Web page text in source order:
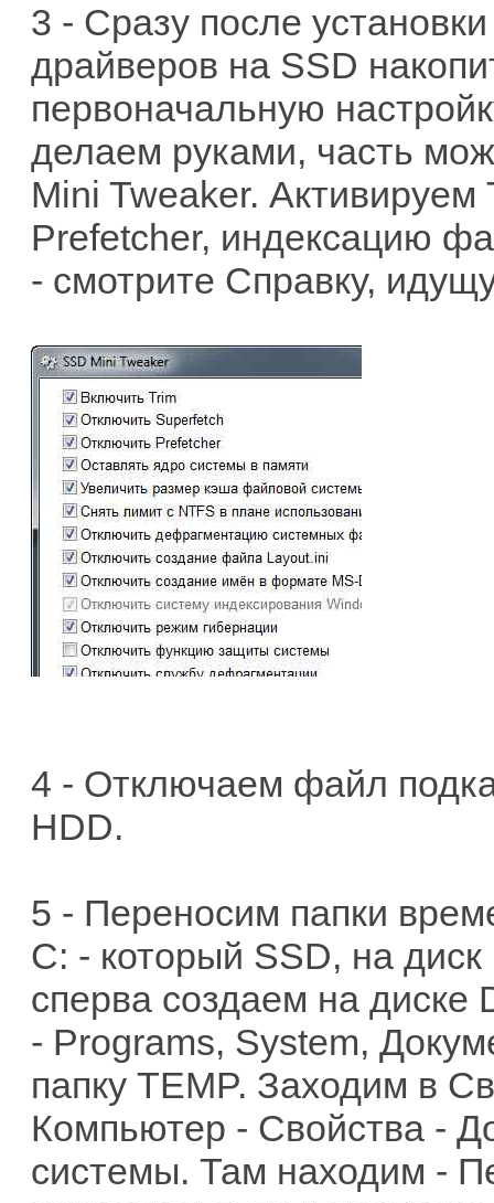
3 - Сразу после
драйверов на SSD
первоначальную
делаем руками, часть
Mini Tweaker.
Prefetcher, индексацию
- смотрите Справку,
4 - Отключаем файл
HDD.
5 - Переносим папки
C: - который SSD, на
сперва создаем на
- Programs, System,
папку TEMP. Заходим в
Компьютер - Свойства -
системы. Там находим -